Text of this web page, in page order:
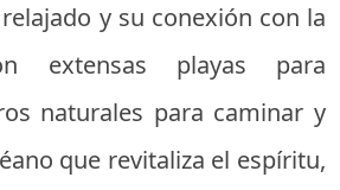
y su conexión con la
extensas playas para
naturales para caminar y
que revitaliza el espíritu,